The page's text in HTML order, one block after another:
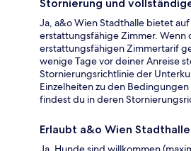
Stornierung und
Ja, a&o Wien Stadthalle bietet
erstattungsfähige Zimmer. Wenn
erstattungsfähigen Zimmertarif
wenige Tage vor deiner Anreise
Stornierungsrichtlinie der
Einzelheiten zu den
findest du in deren
Erlaubt a&o Wien